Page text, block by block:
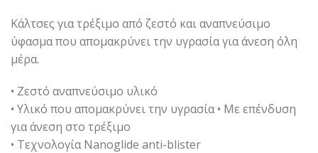
Κάλτσες για τρέξιμο από ζεστό και αναπνεύσιμο
ύφασμα που απομακρύνει την υγρασία για άνεση όλη
μέρα.
• Ζεστό αναπνεύσιμο υλικό
• Υλικό που απομακρύνει την υγρασία • Με επένδυση
για άνεση στο τρέξιμο
• Τεχνολογία Nanoglide anti-blister